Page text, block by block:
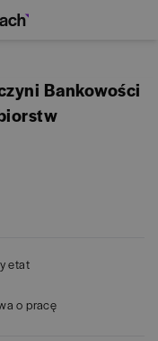
Bankowości
etat
o pracę